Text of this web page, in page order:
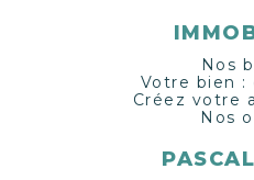
Nos
Votre bien :
Créez votre
Nos